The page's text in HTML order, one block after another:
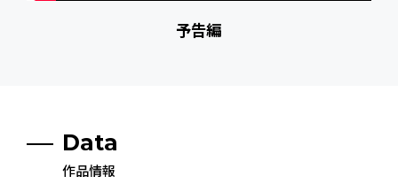
予告編
Data
作品情報